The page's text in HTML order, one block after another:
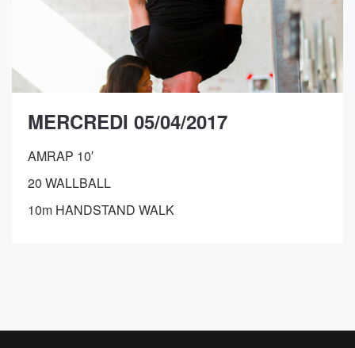
MERCREDI 05/04/2017
AMRAP 10′
20 WALLBALL
10m HANDSTAND WALK